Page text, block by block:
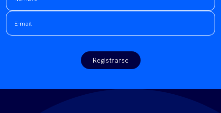
Registrarse